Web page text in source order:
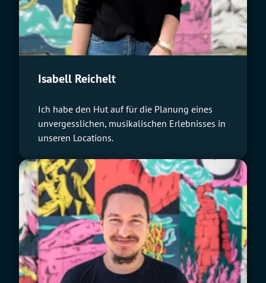
Isabell Reichelt
Ich habe den Hut auf für die Planung eines
unvergesslichen, musikalischen Erlebnisses in
unseren Locations.